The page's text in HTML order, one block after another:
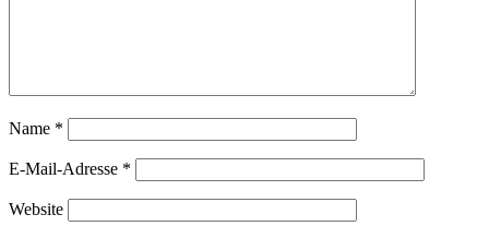
Name *
E-Mail-Adresse *
Website